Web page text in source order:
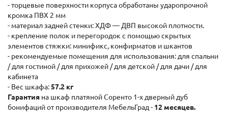
- торцевые поверхности корпуса обработаны ударопрочной
кромка ПВХ 2 мм
- материал задней стенки: ХДФ — ДВП высокой плотности.
- крепление полок и перегородок с помощью скрытых
элементов стяжки: минификс, конфирматов и шкантов
- рекомендуемые помещения для использования: для спальни
/ для гостиной / для прихожей / для детской / для дачи / для
кабинета
- Вес шкафа:57.2 кг
Гарантия на шкаф платяной Соренто 1-х дверный дуб
бонифаций от производителя МебельГрад - 12 месяцев.